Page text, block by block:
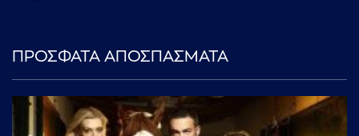
ΠΡΟΣΦΑΤΑ ΑΠΟΣΠΑΣΜΑΤΑ